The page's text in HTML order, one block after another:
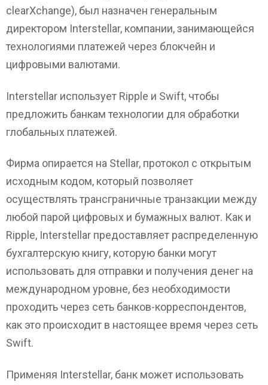
clearXchange), был назначен генеральным
директором Interstellar, компании, занимающейся
технологиями платежей через блокчейн и
цифровыми валютами.
Interstellar использует Ripple и Swift, чтобы
предложить банкам технологии для обработки
глобальных платежей.
Фирма опирается на Stellar, протокол с открытым
исходным кодом, который позволяет
осуществлять трансграничные транзакции между
любой парой цифровых и бумажных валют. Как и
Ripple, Interstellar предоставляет распределенную
бухгалтерскую книгу, которую банки могут
использовать для отправки и получения денег на
международном уровне, без необходимости
проходить через сеть банков-корреспондентов,
как это происходит в настоящее время через сеть
Swift.
Применяя Interstellar, банк может использовать